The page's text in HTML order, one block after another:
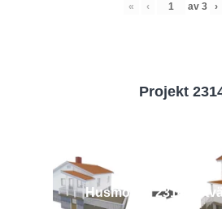
« ‹ av 3 ›
Projekt
Husmodell 2314 -